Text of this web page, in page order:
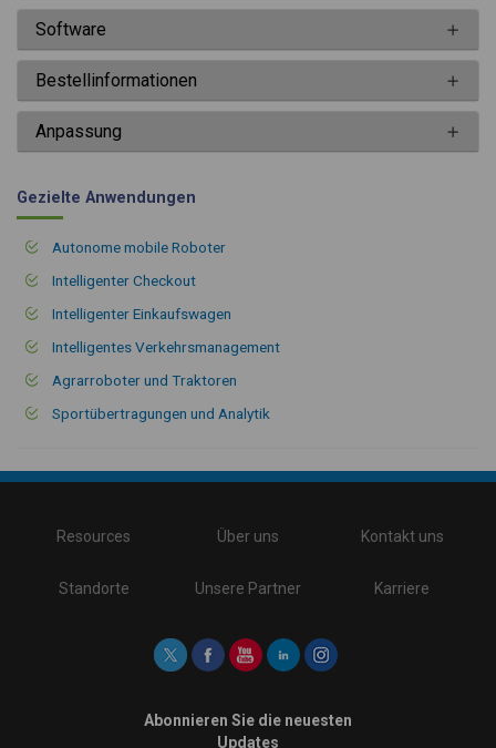
Software
Bestellinformationen
Anpassung
Gezielte Anwendungen
Autonome mobile Roboter
Intelligenter Checkout
Intelligenter Einkaufswagen
Intelligentes Verkehrsmanagement
Agrarroboter und Traktoren
Sportübertragungen und Analytik
Resources Über uns Kontakt uns
Standorte Unsere Partner Karriere
Abonnieren Sie die neuesten
Updates
\